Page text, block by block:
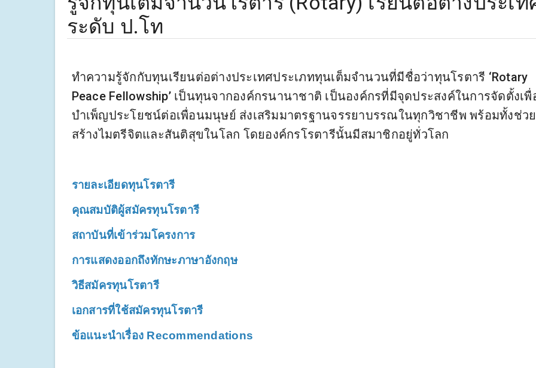
ระดับ ป.โท
ทำความรู้จักกับทุนเรียนต่อต่างประเทศประเภททุนเต็มจำนวนที่มีชื่อว่าทุนโรตารี ‘Rotary
Peace Fellowship’ เป็นทุนจากองค์กรนานาชาติ เป็นองค์กรที่มีจุดประสงค์ในการจัดตั้งเพื่
บำเพ็ญประโยชน์ต่อเพื่อนมนุษย์ ส่งเสริมมาตรฐานจรรยาบรรณในทุกวิชาชีพ พร้อมทั้งช่วย
สร้างไมตรีจิตและสันติสุขในโลก โดยองค์กรโรตารีนั้นมีสมาชิกอยู่ทั่วโลก
รายละเอียดทุนโรตารี
คุณสมบัติผู้สมัครทุนโรตารี
สถาบันที่เข้าร่วมโครงการ
การแสดงออกถึงทักษะภาษาอังกฤษ
วิธีสมัครทุนโรตารี
เอกสารที่ใช้สมัครทุนโรตารี
ข้อแนะนำเรื่อง Recommendations